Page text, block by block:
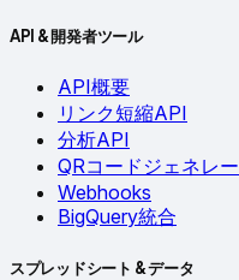
API & 開発者ツール
API概要
リンク短縮API
分析API
QRコードジェネレ
Webhooks
BigQuery統合
スプレッドシート & データ